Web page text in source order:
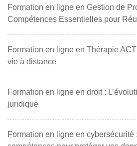
Formation en ligne en Gestion de
Compétences Essentielles pour
Formation en ligne en Thérapie
vie à distance
Formation en ligne en droit :
juridique
Formation en ligne en cybersécurité